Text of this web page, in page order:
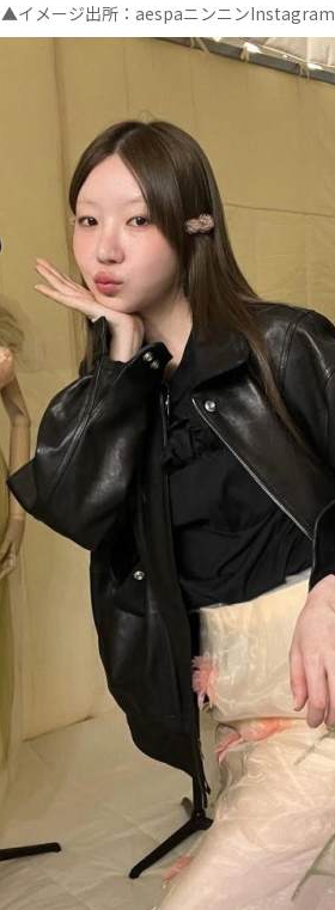
▲イメージ出所：aespaニンニンInstagram